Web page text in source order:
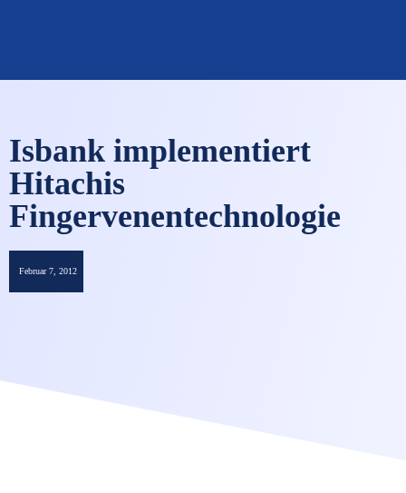
Isbank implementiert
Hitachis
Fingervenentechnologie
Februar 7, 2012